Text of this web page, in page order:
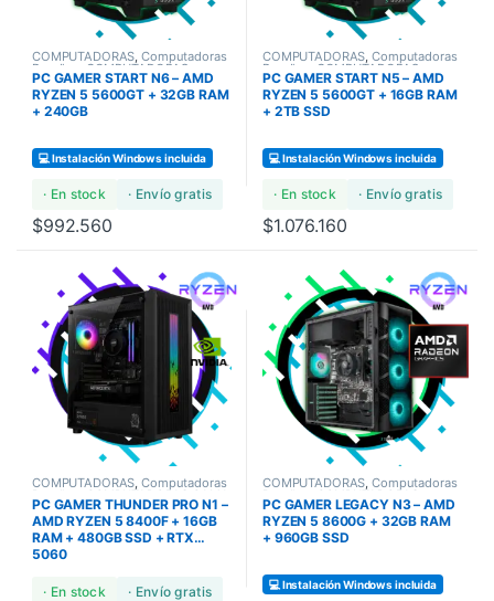
COMPUTADORAS,Computadoras
Bundles COMPUTADORAS
GAMERS
PC GAMER START N6 – AMD
RYZEN 5 5600GT + 32GB RAM
+ 240GB
💻 Instalación Windows incluida
· En stock · Envío gratis
$992.560
COMPUTADORAS,Computadoras
Bundles COMPUTADORAS
GAMERS
PC GAMER START N5 – AMD
RYZEN 5 5600GT + 16GB RAM
+ 2TB SSD
💻 Instalación Windows incluida
· En stock · Envío gratis
$1.076.160
COMPUTADORAS,Computadoras
COMPUTADORAS GAMA
ULTRA
PC GAMER THUNDER PRO N1 –
AMD RYZEN 5 8400F + 16GB
RAM + 480GB SSD + RTX
5060
· En stock · Envío gratis
COMPUTADORAS,Computadoras
COMPUTADORAS
GAMERS
PC GAMER LEGACY N3 – AMD
RYZEN 5 8600G + 32GB RAM
+ 960GB SSD
💻 Instalación Windows incluida